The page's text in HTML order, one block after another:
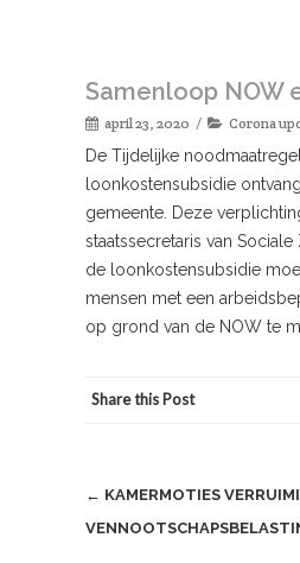
Samenloop NOW
april 23, 2020 Corona
De Tijdelijke
loonkostensubsidie
gemeente. Deze
staatssecretaris van
de loonkostensubsidie
mensen met een
op grond van de NOW te
Share this Post
Post
navigation
← KAMERMOTIES